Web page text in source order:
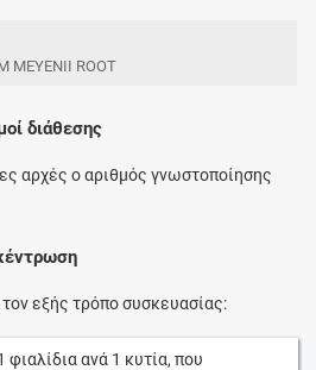
MEYENII ROOT
διάθεσης
αρχές ο αριθμός γνωστοποίησης
εξής τρόπο συσκευασίας:
φιαλίδιαανά 1 κυτία, που